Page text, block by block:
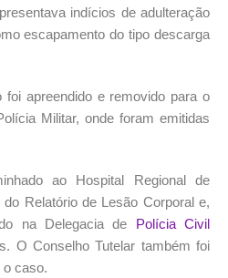
indícios de adulteração
escapamento do tipo descarga
apreendido e removido para o
Militar, onde foram emitidas
ao Hospital Regional de
Relatório de Lesão Corporal e,
na Delegacia de Polícia Civil
O Conselho Tutelar também foi
o caso.